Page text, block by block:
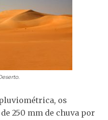
os
250 mm de chuva por